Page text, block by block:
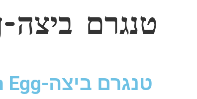
טנגרם ביצה-Tangam Egg
טנגרם ביצה-Tangam Egg